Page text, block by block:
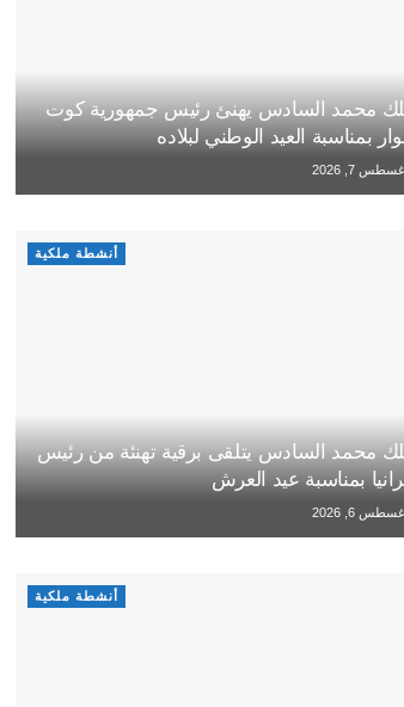
محمد السادس يهنئ رئيس جمهورية كوت
بمناسبة العيد الوطني لبلاده
7, 2026
أنشطة ملكية
محمد السادس يتلقى برقية تهنئة من رئيس
بمناسبة عيد العرش
أغسطس 6, 2026
أنشطة ملكية